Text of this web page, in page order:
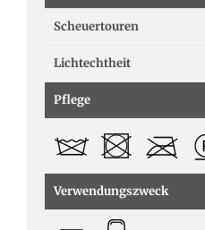
Scheuertouren
Lichtechtheit
Pflege
Verwendungszweck